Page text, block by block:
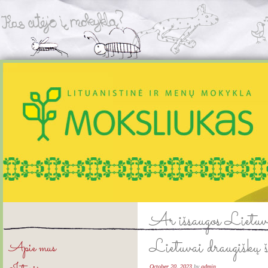
Ar išsaugos
Lietuvai draugiškų
October 20, 2023 byadmin
Apie mus